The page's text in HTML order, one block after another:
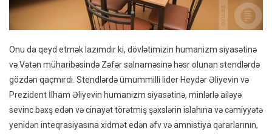
Onu da qeyd etmək lazımdır ki, dövlətimizin humanizm siyasətinə
və Vətən müharibəsində Zəfər salnaməsinə həsr olunan stendlərdə
gözdən qaçmırdı. Stendlərdə ümummilli lider Heydər Əliyevin və
Prezident İlham Əliyevin humanizm siyasətinə, minlərlə ailəyə
sevinc bəxş edən və cinayət törətmiş şəxslərin islahına və cəmiyyətə
yenidən inteqrasiyasına xidmət edən əfv və amnistiya qərarlarının,